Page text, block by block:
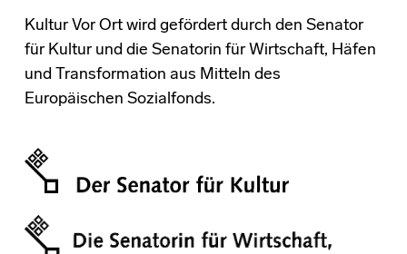
Kultur Vor Ort wird gefördert durch den Senator
für Kultur und die Senatorin für Wirtschaft, Häfen
und Transformation aus Mitteln des
Europäischen Sozialfonds.